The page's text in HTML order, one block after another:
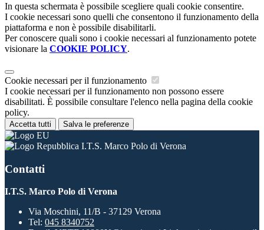
In questa schermata è possibile scegliere quali cookie consentire.
I cookie necessari sono quelli che consentono il funzionamento della
piattaforma e non è possibile disabilitarli.
Per conoscere quali sono i cookie necessari al funzionamento potete
visionare la COOKIE POLICY.
Cookie necessari per il funzionamento
I cookie necessari per il funzionamento non possono essere
disabilitati. È possibile consultare l'elenco nella pagina della cookie
policy.
Accetta tutti Salva le preferenze
I.T.S. Marco Polo di Verona
Contatti
I.T.S. Marco Polo di Verona
Via Moschini, 11/B - 37129 Verona
Tel: 045 8340752